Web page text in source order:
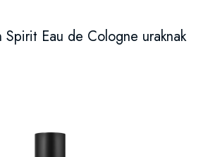
Spirit Eau de Cologne uraknak